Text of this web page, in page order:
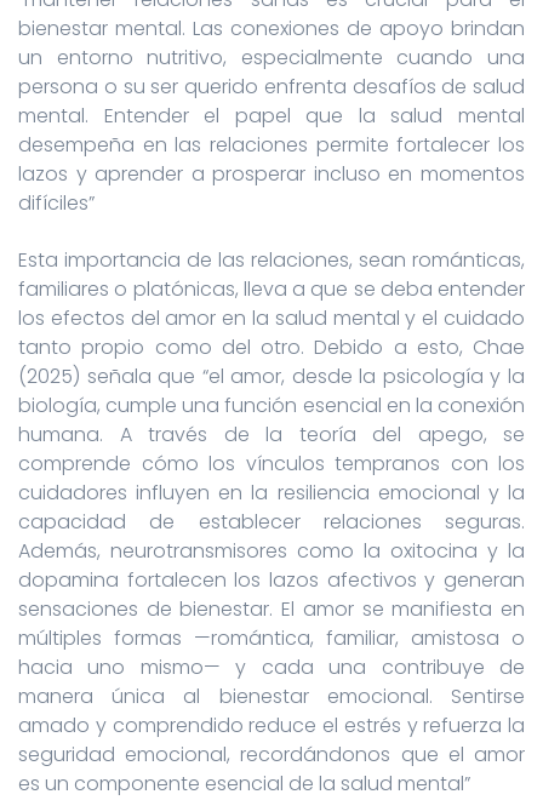
bienestar mental. Las conexiones de apoyo brindan
un entorno nutritivo, especialmente cuando una
persona o su ser querido enfrenta desafíos de salud
mental. Entender el papel que la salud mental
desempeña en las relaciones permite fortalecer los
lazos y aprender a prosperar incluso en momentos
difíciles”
Esta importancia de las relaciones, sean románticas,
familiares o platónicas, lleva a que se deba entender
los efectos del amor en la salud mental y el cuidado
tanto propio como del otro. Debido a esto, Chae
(2025) señala que “el amor, desde la psicología y la
biología, cumple una función esencial en la conexión
humana. A través de la teoría del apego, se
comprende cómo los vínculos tempranos con los
cuidadores influyen en la resiliencia emocional y la
capacidad de establecer relaciones seguras.
Además, neurotransmisores como la oxitocina y la
dopamina fortalecen los lazos afectivos y generan
sensaciones de bienestar. El amor se manifiesta en
múltiples formas —romántica, familiar, amistosa o
hacia uno mismo— y cada una contribuye de
manera única al bienestar emocional. Sentirse
amado y comprendido reduce el estrés y refuerza la
seguridad emocional, recordándonos que el amor
es un componente esencial de la salud mental”